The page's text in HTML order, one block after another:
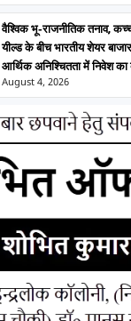
वैश्विक भू-राजनीतिक तनाव,
यील्ड के बीच भारतीय शेयर
आर्थिक अनिश्चितता में निवेश का
August 4, 2026